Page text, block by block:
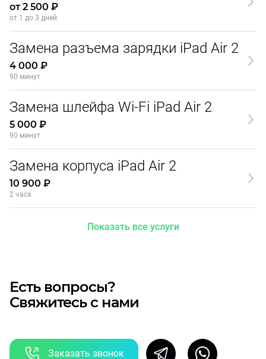
от 2 500 ₽
от 1 до 3 дней
Замена разъема зарядки iPad Air 2
4 000 ₽
90 минут
Замена шлейфа Wi-Fi iPad Air 2
5 000 ₽
90 минут
Замена корпуса iPad Air 2
10 900 ₽
2 часа
Показать все услуги
Есть вопросы?
Свяжитесь с нами
Заказать звонок